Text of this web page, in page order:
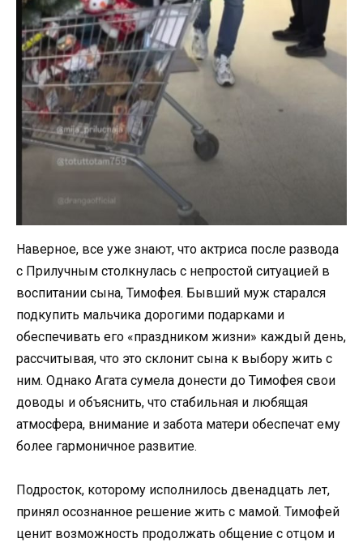
Наверное, все уже знают, что актриса после развода
с Прилучным столкнулась с непростой ситуацией в
воспитании сына, Тимофея. Бывший муж старался
подкупить мальчика дорогими подарками и
обеспечивать его «праздником жизни» каждый день,
рассчитывая, что это склонит сына к выбору жить с
ним. Однако Агата сумела донести до Тимофея свои
доводы и объяснить, что стабильная и любящая
атмосфера, внимание и забота матери обеспечат ему
более гармоничное развитие.
Подросток, которому исполнилось двенадцать лет,
принял осознанное решение жить с мамой. Тимофей
ценит возможность продолжать общение с отцом и